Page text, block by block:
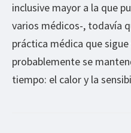
inclusive mayor a la que
varios médicos-, todavía
práctica médica que
probablemente se
tiempo: el calor y la